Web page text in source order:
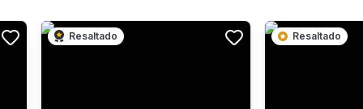
Resaltado Resaltado